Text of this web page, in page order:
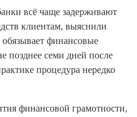
всё чаще задерживают
клиентам, выяснили
финансовые
позднее семи дней после
процедура нередко
финансовой грамотности,